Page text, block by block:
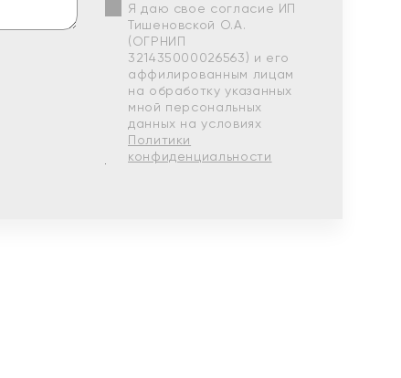
Я даю свое согласие ИП
Тишеновской О.А.
(ОГРНИП
321435000026563) и его
аффилированным лицам
на обработку указанных
мной персональных
данных на условиях
Политики
конфиденциальности